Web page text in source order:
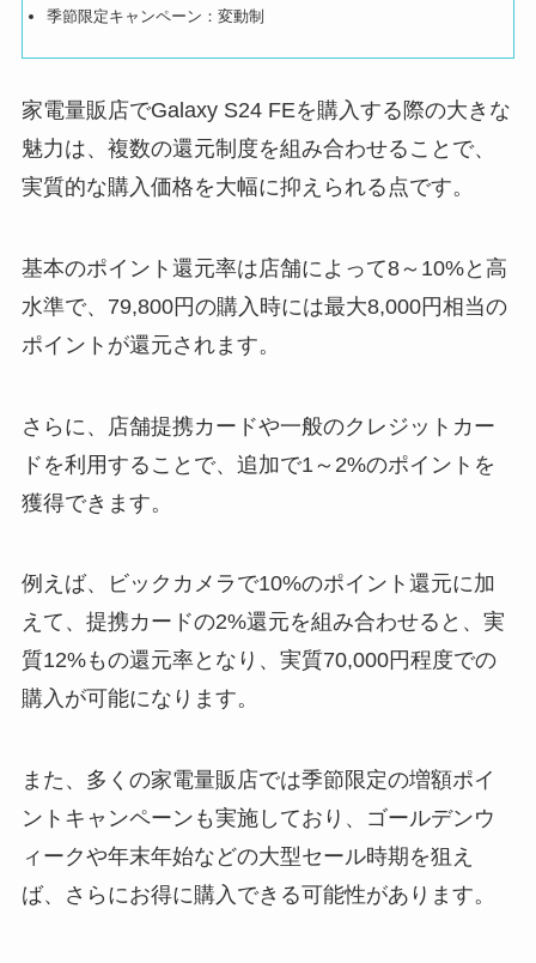
季節限定キャンペーン：変動制
家電量販店でGalaxy S24 FEを購入する際の大きな
魅力は、複数の還元制度を組み合わせることで、
実質的な購入価格を大幅に抑えられる点です。
基本のポイント還元率は店舗によって8～10%と高
水準で、79,800円の購入時には最大8,000円相当の
ポイントが還元されます。
さらに、店舗提携カードや一般のクレジットカー
ドを利用することで、追加で1～2%のポイントを
獲得できます。
例えば、ビックカメラで10%のポイント還元に加
えて、提携カードの2%還元を組み合わせると、実
質12%もの還元率となり、実質70,000円程度での
購入が可能になります。
また、多くの家電量販店では季節限定の増額ポイ
ントキャンペーンも実施しており、ゴールデンウ
ィークや年末年始などの大型セール時期を狙え
ば、さらにお得に購入できる可能性があります。